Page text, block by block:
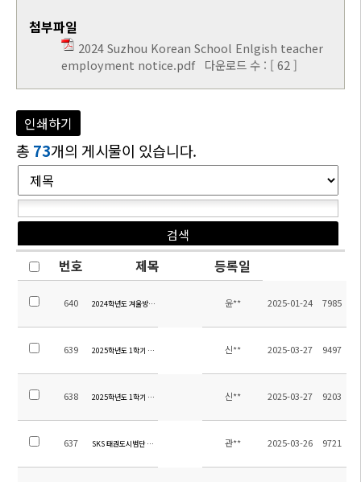
첨부파일
2024 Suzhou Korean School Enlgish teacher
employment notice.pdf다운로드 수 : [ 62 ]
인쇄하기
총 73개의 게시물이 있습니다.
번호 제목 등록일
640 2024학년도 겨울방학 초등 방과후학교 교육활동비 집행내역 보고
윤** 2025-01-24 7985
639 2025학년도 1학기 초등 수행평가 계획 안내(4~6학년)
신** 2025-03-27 9497
638 2025학년도 1학기 초등 수행평가 계획 안내(1~3학년)
신** 2025-03-27 9203
637 SKS 태권도시범단 발대식 안내 관** 2025-03-26 9721